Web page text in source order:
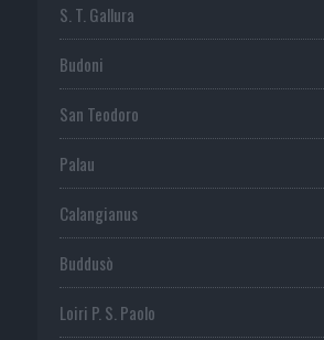
S. T. Gallura
Budoni
San Teodoro
Palau
Calangianus
Buddusò
Loiri P. S. Paolo